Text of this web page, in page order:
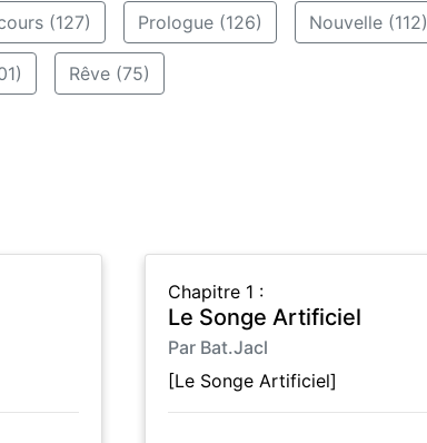
(127) Prologue (126) Nouvelle (112)
Rêve (75)
Chapitre 1 :
Le Songe Artificiel
Par Bat.Jacl
[Le Songe Artificiel]